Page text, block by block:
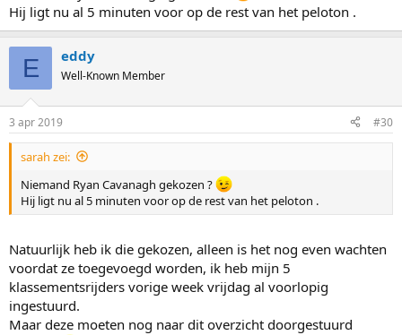
Hij ligt nu al 5 minuten voor op de rest van het peloton .
E eddy
Well-Known Member
3 apr 2019 #30
sarah zei:
Niemand Ryan Cavanagh gekozen ?
Hij ligt nu al 5 minuten voor op de rest van het peloton .
Natuurlijk heb ik die gekozen, alleen is het nog even wachten
voordat ze toegevoegd worden, ik heb mijn 5
klassementsrijders vorige week vrijdag al voorlopig
ingestuurd.
Maar deze moeten nog naar dit overzicht doorgestuurd